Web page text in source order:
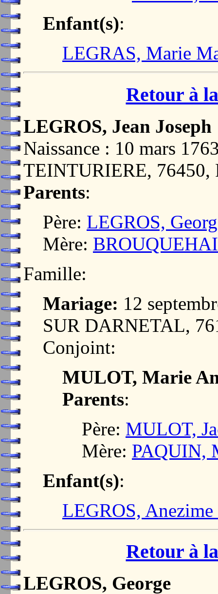
Enfant(s):
LEGRAS, Marie
Retour à
LEGROS, Jean Joseph
Naissance : 10 mars
TEINTURIERE, 76450,
Parents:
Père: LEGROS,
Mère:
Famille:
Mariage: 12
SUR DARNETAL,
Conjoint:
MULOT, Marie
Parents:
Père: MULOT,
Mère: PAQUIN,
Enfant(s):
LEGROS, Anezime
Retour à
LEGROS, George